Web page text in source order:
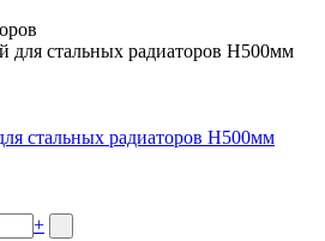
стальных радиаторов Н500мм
+